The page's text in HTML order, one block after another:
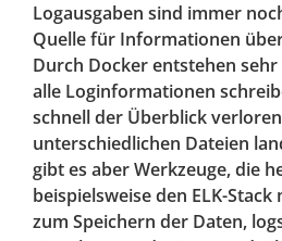
Logausgaben sind immer
Quelle für Informationen
Durch Docker entstehen
alle Loginformationen
schnell der Überblick
unterschiedlichen Dateien
gibt es aber Werkzeuge, die
beispielsweise den ELK-Stack
zum Speichern der Daten,